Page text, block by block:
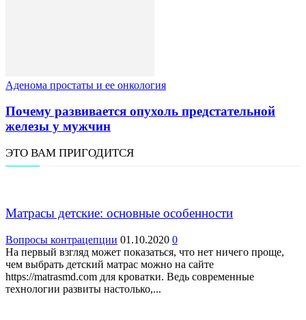
Аденома простаты и ее онкология
Почему развивается опухоль предстательной
железы у мужчин
ЭТО ВАМ ПРИГОДИТСЯ
Матрасы детские: основные особенности
Вопросы контрацепции 01.10.2020 0
На первый взгляд может показаться, что нет ничего проще,
чем выбрать детский матрас можно на сайте
https://matrasmd.com для кроватки. Ведь современные
технологии развиты настолько,...